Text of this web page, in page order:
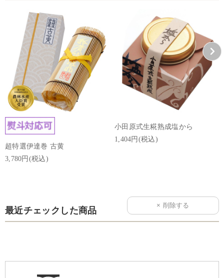
超特選伊達巻 古黄
3,780円(税込)
小田原式生糀熟成塩から
1,404円(税込)
最近チェックした商品